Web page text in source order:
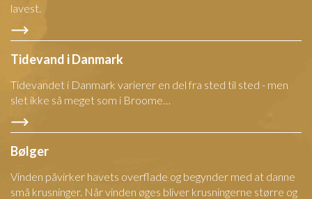
lavest.
Tidevand i Danmark
Tidevandet i Danmark varierer en del fra sted til sted - men
slet ikke så meget som i Broome…
Bølger
Vinden påvirker havets overflade og begynder med at danne
små krusninger. Når vinden øges bliver krusningerne større og